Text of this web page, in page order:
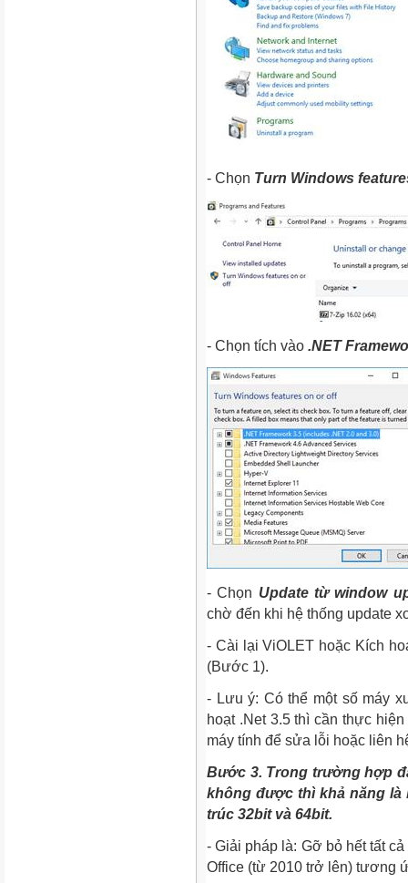
- Chọn Turn Windows
- Chọn tích vào .NET
- Chọn Update từ window
chờ đến khi hệ thống update
- Cài lại ViOLET hoặc Kích
(Bước 1).
- Lưu ý: Có thể một số máy
hoạt .Net 3.5 thì cần thực
máy tính để sửa lỗi hoặc liên
Bước 3. Trong trường hợp
không được thì khả năng là
trúc 32bit và 64bit.
- Giải pháp là: Gỡ bỏ hết tất
Office (từ 2010 trở lên) tương